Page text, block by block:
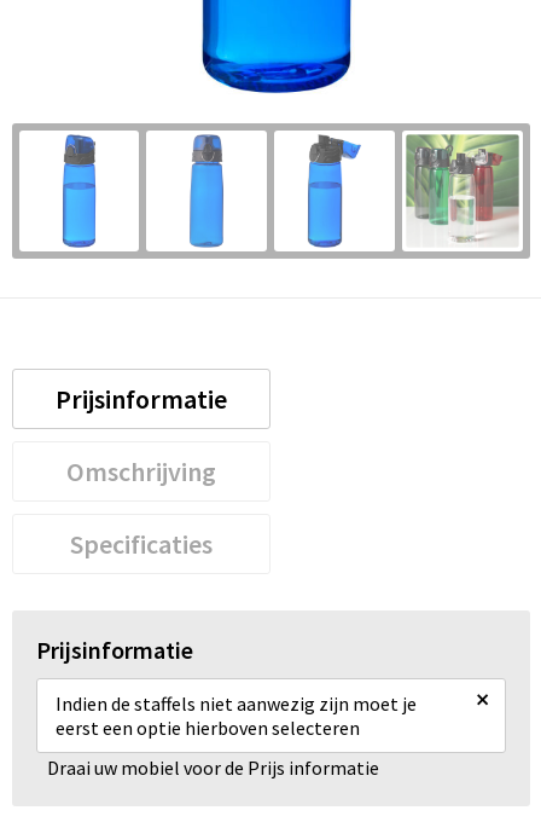
Prijsinformatie
Omschrijving
Specificaties
Prijsinformatie
Indien de staffels niet aanwezig zijn moet je
eerst een optie hierboven selecteren
×
Draai uw mobiel voor de Prijs informatie